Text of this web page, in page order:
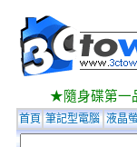
★隨身碟第一
首頁 筆記型電腦 液晶